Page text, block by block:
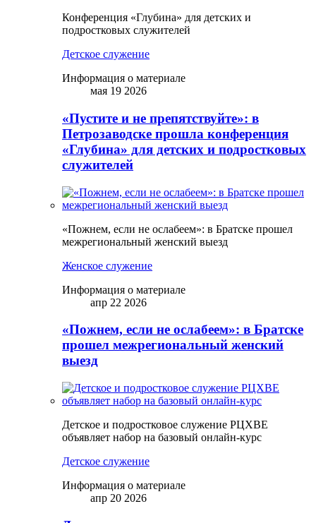
Конференция «Глубина» для детских и
подростковых служителей
Детское служение
Информация о материале
мая 19 2026
«Пустите и не препятствуйте»: в
Петрозаводске прошла конференция
«Глубина» для детских и подростковых
служителей
«Пожнем, если не ослабеем»: в Братске прошел
межрегиональный женский выезд
Женское служение
Информация о материале
апр 22 2026
«Пожнем, если не ослабеем»: в Братске
прошел межрегиональный женский
выезд
Детское и подростковое служение РЦХВЕ
объявляет набор на базовый онлайн-курс
Детское служение
Информация о материале
апр 20 2026